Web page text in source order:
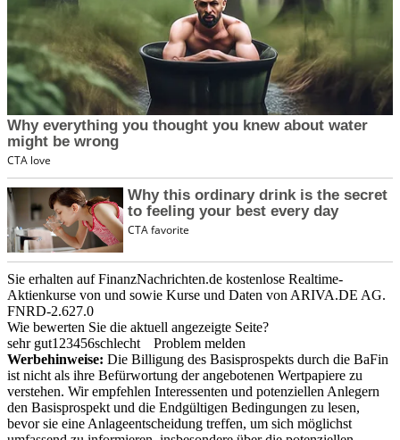
Sie erhalten auf FinanzNachrichten.de kostenlose Realtime-
Aktienkurse von und sowie Kurse und Daten von ARIVA.DE AG.
FNRD-2.627.0
Wie bewerten Sie die aktuell angezeigte Seite?
sehr gut1 23456schlecht
Problem melden
Werbehinweise: Die Billigung des Basisprospekts durch die BaFin
ist nicht als ihre Befürwortung der angebotenen Wertpapiere zu
verstehen. Wir empfehlen Interessenten und potenziellen Anlegern
den Basisprospekt und die Endgültigen Bedingungen zu lesen,
bevor sie eine Anlageentscheidung treffen, um sich möglichst